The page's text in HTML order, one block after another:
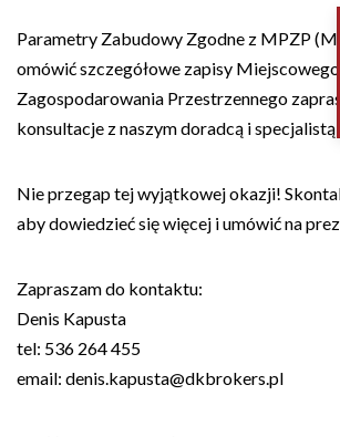
Parametry Zabudowy Zgodne z MPZP
omówić szczegółowe zapisy Miejscowego
Zagospodarowania Przestrzennego
konsultacje z naszym doradcą i specjalistą
Nie przegap tej wyjątkowej okazji!
aby dowiedzieć się więcej i umówić na
Zapraszam do kontaktu:
Denis Kapusta
tel: 536 264 455
email: denis.kapusta@dkbrokers.pl